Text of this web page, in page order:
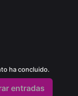
ha concluido.
entradas